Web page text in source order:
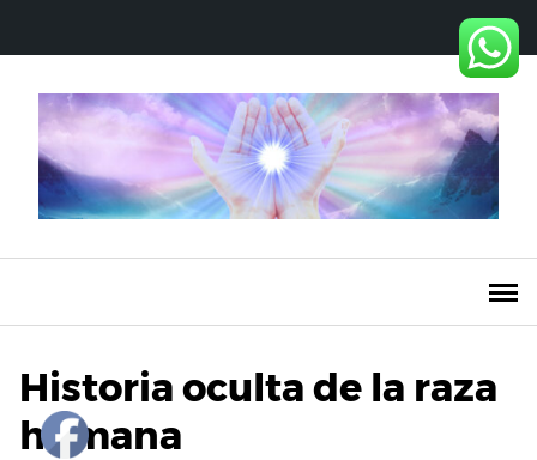
contenido
Historia oculta de la raza
humana